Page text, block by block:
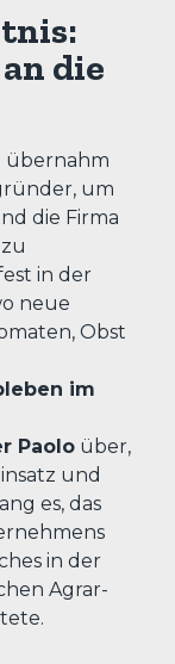
die
übernahm
um
die Firma
in der
neue
Obst
im
Paolo über,
und
es, das
in der
Agrar-